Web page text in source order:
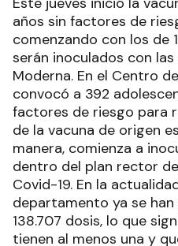
años sin factores de
comenzando con los de
serán inoculados con
Moderna. En el Centro
convocó a 392
factores de riesgo para
de la vacuna de origen
manera, comienza a
dentro del plan rector
Covid-19. En la
departamento ya se
138.707 dosis, lo que
tienen al menos una y